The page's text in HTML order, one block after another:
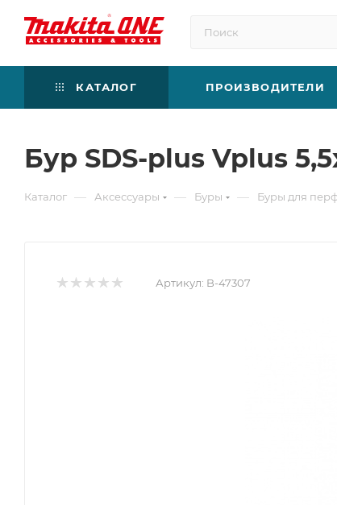
КАТАЛОГ ПРОИЗВОДИТЕЛИ
Бур SDS-plus Vplus
Каталог — Аксессуары — Буры — Буры для
Артикул: B-47307